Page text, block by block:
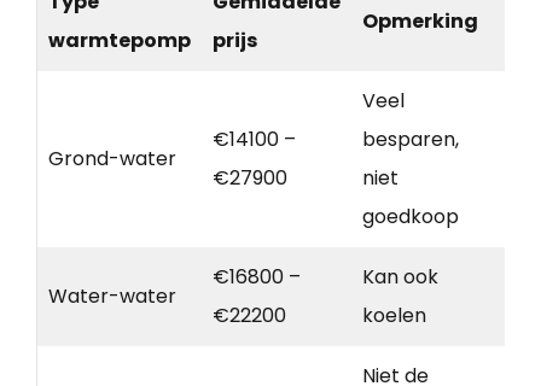
warmtepomp
prijs
Opmerking
Grond-water
€14100 –
€27900
Veel
besparen,
niet
goedkoop
Water-water
€16800 –
€22200
Kan ook
koelen
Niet de